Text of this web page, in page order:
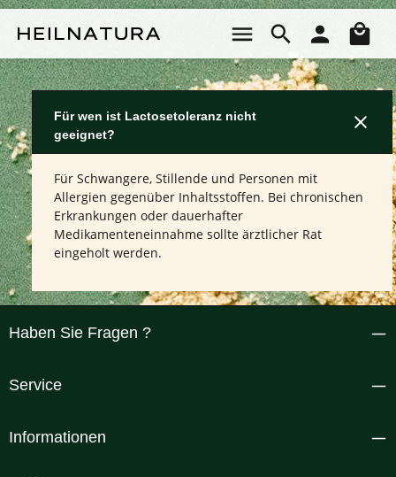
Für wen ist Lactosetoleranz nicht
geeignet?
Für Schwangere, Stillende und Personen mit
Allergien gegenüber Inhaltsstoffen. Bei chronischen
Erkrankungen oder dauerhafter
Medikamenteneinnahme sollte ärztlicher Rat
eingeholt werden.
Haben Sie Fragen ?
Service
Informationen